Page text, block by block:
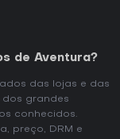
de Aventura?
das lojas e das
grandes
conhecidos.
preço, DRM e